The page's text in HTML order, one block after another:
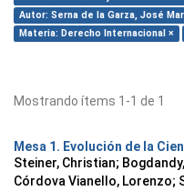
Autor: Serna de la Garza, José
Materia: Derecho Internacional ×
Mostrando ítems 1-1 de 1
Mesa 1. Evolución de la
Steiner, Christian;
Córdova Vianello, Lorenzo;